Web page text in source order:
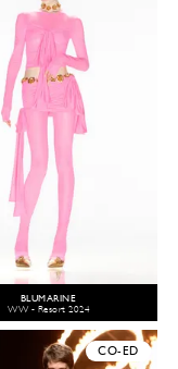
BLUMARINE
WW - Resort 2024
CO-ED